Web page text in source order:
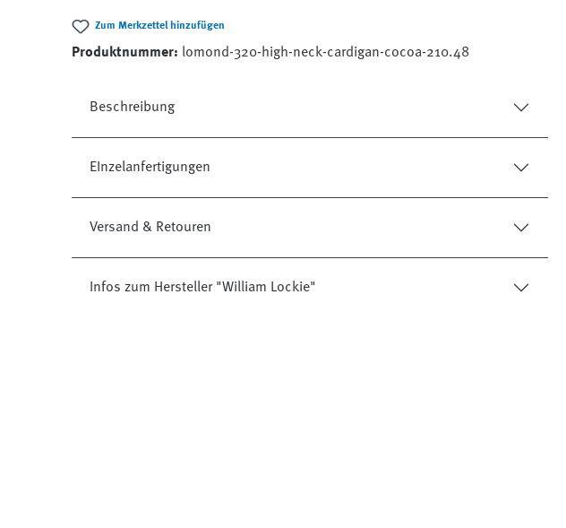
Zum Merkzettel hinzufügen
Produktnummer: lomond-320-high-neck-cardigan-cocoa-210.48
Beschreibung
EInzelanfertigungen
Versand & Retouren
Infos zum Hersteller "William Lockie"